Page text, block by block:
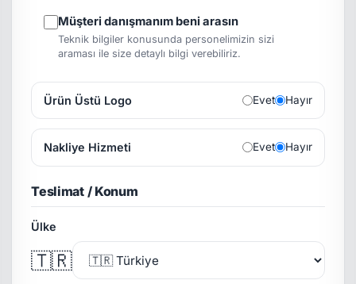
Müşteri danışmanım beni arasın
Teknik bilgiler konusunda personelimizin sizi
araması ile size detaylı bilgi verebiliriz.
Ürün Üstü Logo Evet Hayır
Nakliye Hizmeti Evet Hayır
Teslimat / Konum
Ülke
🇹🇷